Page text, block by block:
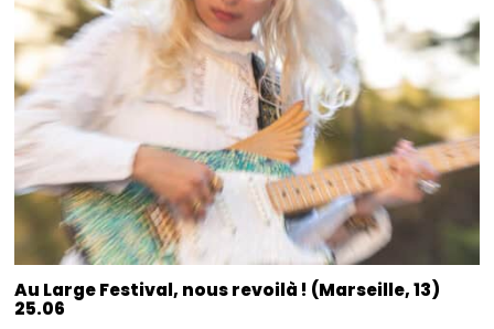
Au Large Festival, nous revoilà ! (Marseille, 13)
25.06